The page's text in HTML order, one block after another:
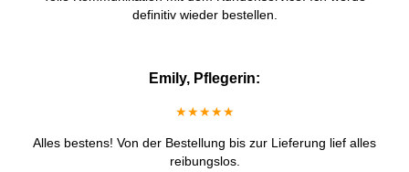
definitiv wieder bestellen.
Emily, Pflegerin:
★★★★★
Alles bestens! Von der Bestellung bis zur Lieferung lief alles
reibungslos.